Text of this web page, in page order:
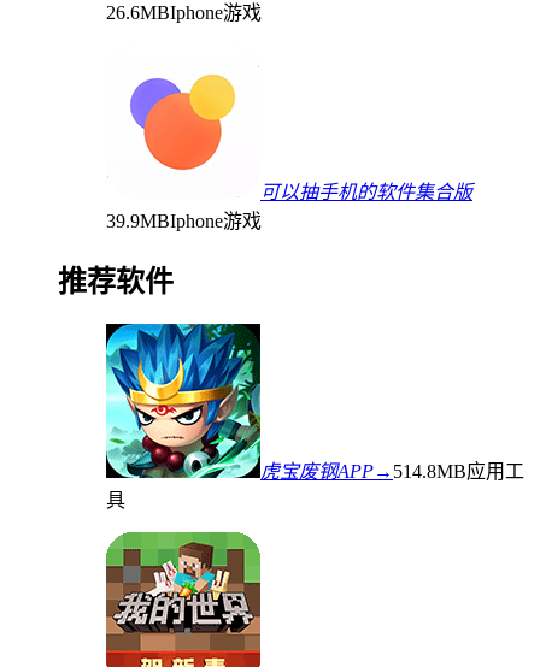
26.6MBIphone游戏
可以抽手机的软件集合版
39.9MBIphone游戏
推荐软件
虎宝废钢APP→ 514.8MB应用工
具